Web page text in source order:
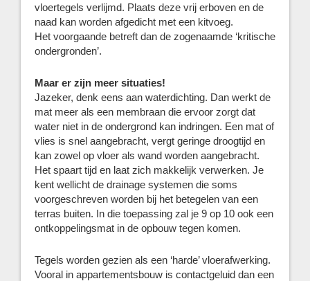
vloertegels verlijmd. Plaats deze vrij erboven en de
naad kan worden afgedicht met een kitvoeg.
Het voorgaande betreft dan de zogenaamde ‘kritische
ondergronden’.
Maar er zijn meer situaties!
Jazeker, denk eens aan waterdichting. Dan werkt de
mat meer als een membraan die ervoor zorgt dat
water niet in de ondergrond kan indringen. Een mat of
vlies is snel aangebracht, vergt geringe droogtijd en
kan zowel op vloer als wand worden aangebracht.
Het spaart tijd en laat zich makkelijk verwerken. Je
kent wellicht de drainage systemen die soms
voorgeschreven worden bij het betegelen van een
terras buiten. In die toepassing zal je 9 op 10 ook een
ontkoppelingsmat in de opbouw tegen komen.
Tegels worden gezien als een ‘harde’ vloerafwerking.
Vooral in appartementsbouw is contactgeluid dan een